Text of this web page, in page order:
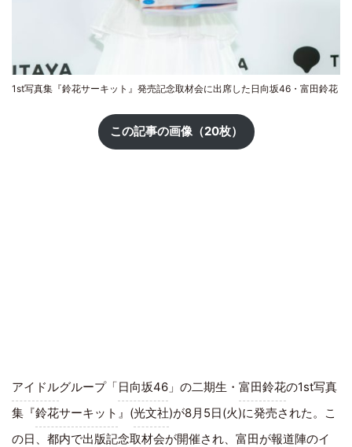
1st写真集『鈴花サーキット』発売記念取材会に出席した日向坂46・富田鈴花
この記事の画像（20枚）
アイドルグループ「日向坂46 」の二期生・ 富田鈴花の1st写真
集『鈴花サーキット 』(光文社)が8月5日(火)に発売された。こ
の日、都内で出版記念取材会が開催され、富田が報道陣のイ